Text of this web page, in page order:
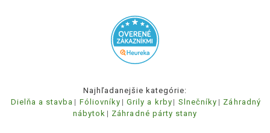
Najhľadanejšie kategórie:
Dielňa a stavba
Fóliovníky Grily a krby Slnečníky
Záhradný
nábytok
Záhradné párty stany